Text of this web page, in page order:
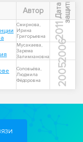
Автор Д
а
т
а
з
а
щ
и
т ы
Смирнова,
Ирина
Григорьевна
2011
Мусакаева,
Зарема
Залимхановна
2006
Соловьёва,
Людмила
Фёдоровна
2005